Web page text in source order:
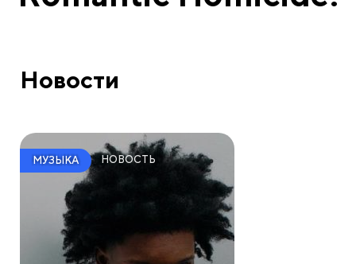
Новости
МУЗЫКА НОВОСТЬ